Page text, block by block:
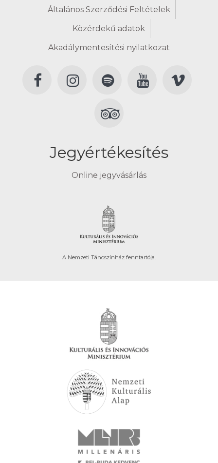
Általános Szerződési Feltételek
Közérdekű adatok
Akadálymentesítési nyilatkozat
Jegyértékesítés
Online jegyvásárlás
A Nemzeti Táncszínház fenntartója.